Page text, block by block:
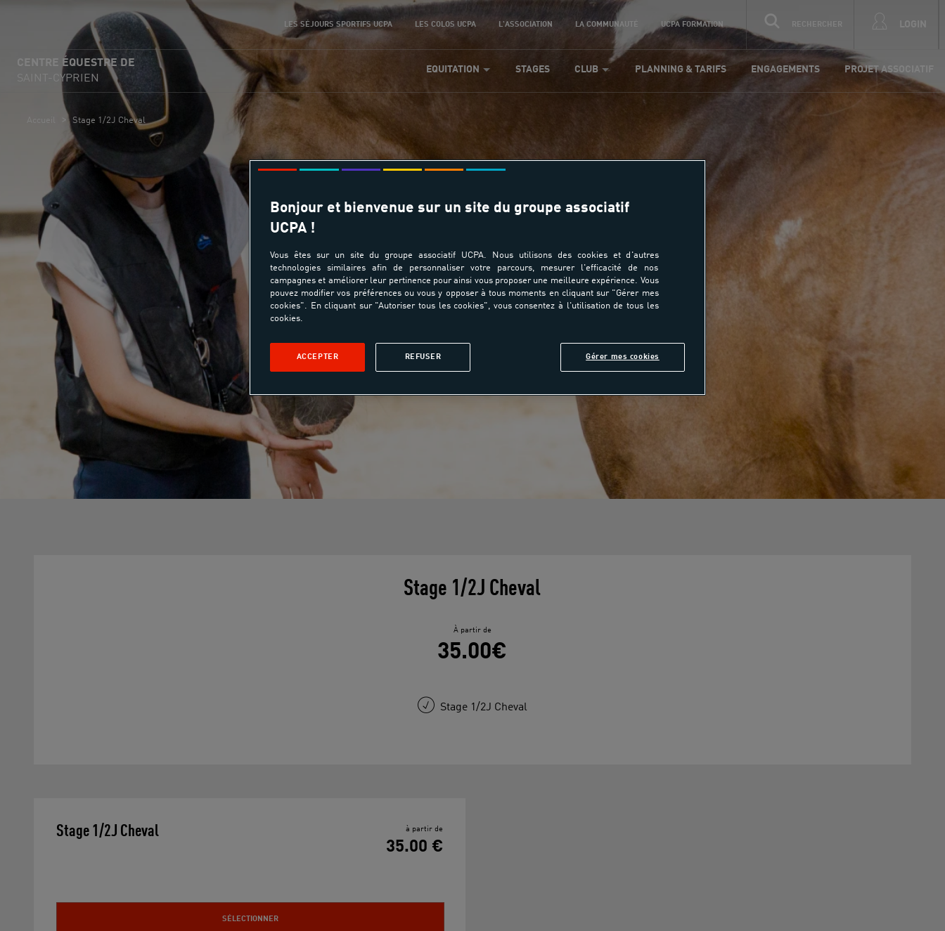
LES SÉJOURS SPORTIFS UCPA LES COLOS UCPA L'ASSOCIATION LA COMMUNAUTÉ UCPA FORMATION RECHERCHER LOGIN
CENTRE ÉQUESTRE DE
SAINT-CYPRIEN
EQUITATION STAGES CLUB PLANNING & TARIFS ENGAGEMENTS PROJET ASSOCIATIF
> Stage 1/2J Cheval
Stage 1/2J Cheval
Stage 1/2J Cheval
À partir de
35.00€
Stage 1/2J Cheval
Stage 1/2J Cheval à partir de
35.00 €
SÉLECTIONNER
Bonjour et bienvenue sur un site du groupe associatif
UCPA !
Vous êtes sur un site du groupe associatif UCPA. Nous utilisons des cookies et d'autres
technologies similaires afin de personnaliser votre parcours, mesurer l'efficacité de nos
campagnes et améliorer leur pertinence pour ainsi vous proposer une meilleure expérience. Vous
pouvez modifier vos préférences ou vous y opposer à tous moments en cliquant sur "Gérer mes
cookies". En cliquant sur "Autoriser tous les cookies", vous consentez à l'utilisation de tous les
cookies.
Gérer mes cookies
REFUSER
ACCEPTER